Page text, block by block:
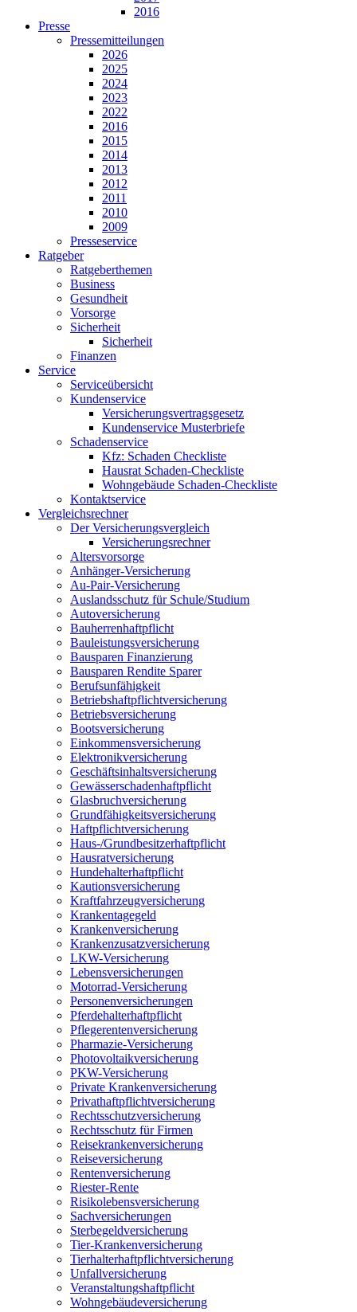
2016
Presse
Pressemitteilungen
2026
2025
2024
2023
2022
2016
2015
2014
2013
2012
2011
2010
2009
Presseservice
Ratgeber
Ratgeberthemen
Business
Gesundheit
Vorsorge
Sicherheit
Sicherheit
Finanzen
Service
Serviceübersicht
Kundenservice
Versicherungsvertragsgesetz
Kundenservice Musterbriefe
Schadenservice
Kfz: Schaden Checkliste
Hausrat Schaden-Checkliste
Wohngebäude Schaden-Checkliste
Kontaktservice
Vergleichsrechner
Der Versicherungsvergleich
Versicherungsrechner
Altersvorsorge
Anhänger-Versicherung
Au-Pair-Versicherung
Auslandsschutz für Schule/Studium
Autoversicherung
Bauherrenhaftpflicht
Bauleistungsversicherung
Bausparen Finanzierung
Bausparen Rendite Sparer
Berufsunfähigkeit
Betriebshaftpflichtversicherung
Betriebsversicherung
Bootsversicherung
Einkommensversicherung
Elektronikversicherung
Geschäftsinhaltsversicherung
Gewässerschadenhaftpflicht
Glasbruchversicherung
Grundfähigkeitsversicherung
Haftpflichtversicherung
Haus-/Grundbesitzerhaftpflicht
Hausratversicherung
Hundehalterhaftpflicht
Kautionsversicherung
Kraftfahrzeugversicherung
Krankentagegeld
Krankenversicherung
Krankenzusatzversicherung
LKW-Versicherung
Lebensversicherungen
Motorrad-Versicherung
Personenversicherungen
Pferdehalterhaftpflicht
Pflegerentenversicherung
Pharmazie-Versicherung
Photovoltaikversicherung
PKW-Versicherung
Private Krankenversicherung
Privathaftpflichtversicherung
Rechtsschutzversicherung
Rechtsschutz für Firmen
Reisekrankenversicherung
Reiseversicherung
Rentenversicherung
Riester-Rente
Risikolebensversicherung
Sachversicherungen
Sterbegeldversicherung
Tier-Krankenversicherung
Tierhalterhaftpflichtversicherung
Unfallversicherung
Veranstaltungshaftpflicht
Wohngebäudeversicherung